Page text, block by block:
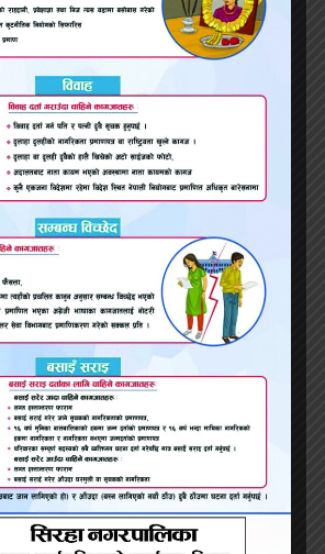
सेन्टरसम्बन्धी मापदण्डहरु
सेन्टर बनाउन निर्देशिकामा उल्लेख
हुनुपर्छ । प्रति पच्चीस शय्याको
सेन्टरका लागि एक जना जेरियाट्रियन
पच्चीस शय्याको केयर होमका लागि
नर्सिङमा स्नातकोत्तर उत्तिर्ण वा
उत्तिर्ण गरी जेरियाट्रिक
प्राप्त गरेको नर्सिङ प्रमुख हुनुपर्ने
केयर होमका लागि
स्नातकोत्तर उत्तिर्ण जेरियाट्रिक
प्राप्त नर्सिङ प्रमुख हुनु पर्नेछ ।